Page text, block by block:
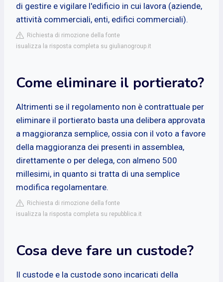
di gestire e vigilare l'edificio in cui lavora (aziende,
attività commerciali, enti, edifici commerciali).
Richiesta di rimozione della fonte
isualizza la risposta completa su giulianogroup.it
Come eliminare il portierato?
Altrimenti se il regolamento non è contrattuale per
eliminare il portierato basta una delibera approvata
a maggioranza semplice, ossia con il voto a favore
della maggioranza dei presenti in assemblea,
direttamente o per delega, con almeno 500
millesimi, in quanto si tratta di una semplice
modifica regolamentare.
Richiesta di rimozione della fonte
isualizza la risposta completa su repubblica.it
Cosa deve fare un custode?
Il custode e la custode sono incaricati della